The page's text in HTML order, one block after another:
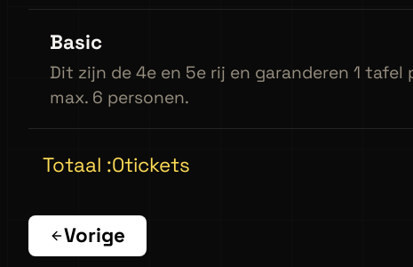
Basic
Dit zijn de 4e en 5e rij en garanderen 1 tafel
max. 6 personen.
Totaal :0tickets
Vorige